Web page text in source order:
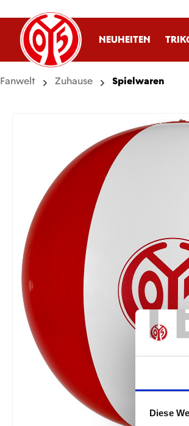
Diese
Hauptinhalt springen
Zur Suche springen
Zur Hauptnavigation springen
NEUHEITEN
Fanwelt Zuhause Spielwaren